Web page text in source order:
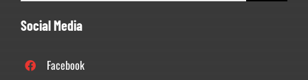
Social Media
Facebook